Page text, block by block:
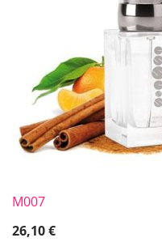
M007
26,10€